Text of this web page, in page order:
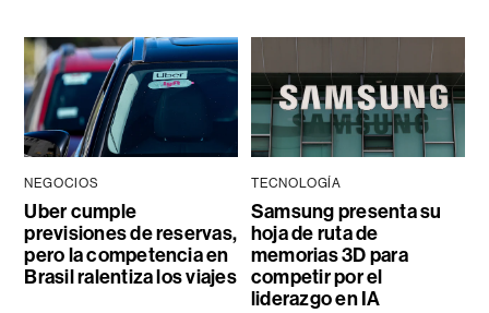
NEGOCIOS
Uber cumple
previsiones de reservas,
pero la competencia en
Brasil ralentiza los viajes
TECNOLOGÍA
Samsung presenta su
hoja de ruta de
memorias 3D para
competir por el
liderazgo en IA